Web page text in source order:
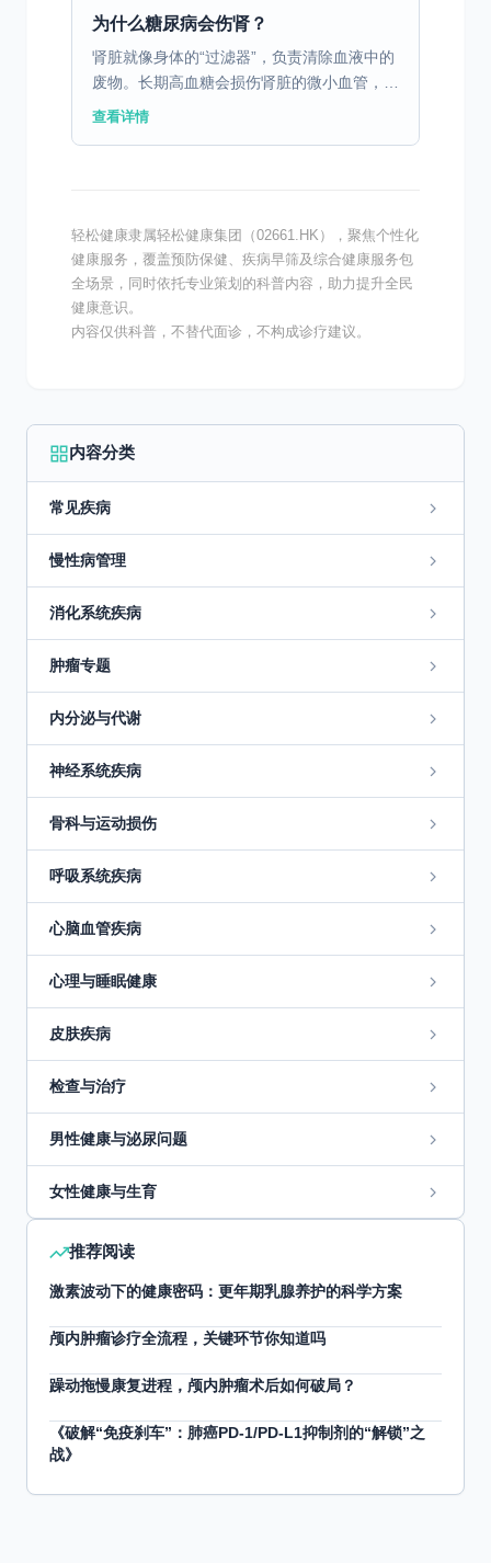
为什么糖尿病会伤肾？
肾脏就像身体的“过滤器”，负责清除血液中的
废物。长期高血糖会损伤肾脏的微小血管，
让“过滤器”变堵、变漏，无法正常工作。早期
查看详情
轻松健康隶属轻松健康集团（02661.HK），聚焦个性化
健康服务，覆盖预防保健、疾病早筛及综合健康服务包
全场景，同时依托专业策划的科普内容，助力提升全民
健康意识。
内容仅供科普，不替代面诊，不构成诊疗建议。
内容分类
常见疾病
慢性病管理
消化系统疾病
肿瘤专题
内分泌与代谢
神经系统疾病
骨科与运动损伤
呼吸系统疾病
心脑血管疾病
心理与睡眠健康
皮肤疾病
检查与治疗
男性健康与泌尿问题
女性健康与生育
推荐阅读
激素波动下的健康密码：更年期乳腺养护的科学方案
颅内肿瘤诊疗全流程，关键环节你知道吗
躁动拖慢康复进程，颅内肿瘤术后如何破局？
《破解“免疫刹车”：肺癌PD-1/PD-L1抑制剂的“解锁”之
战》